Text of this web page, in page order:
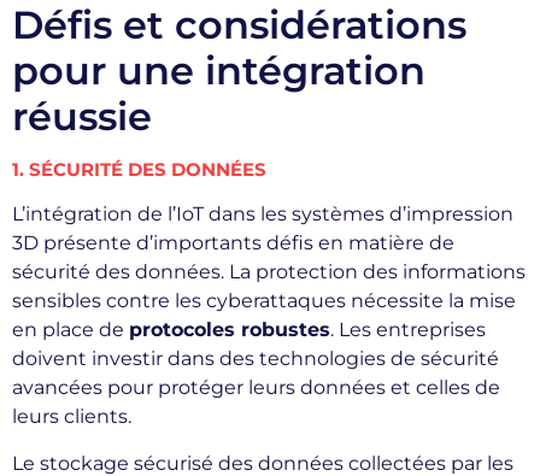
Défis et considérations
pour une intégration
réussie
1. SÉCURITÉ DES DONNÉES
L’intégration de l’IoT dans les systèmes d’impression
3D présente d’importants défis en matière de
sécurité des données. La protection des informations
sensibles contre les cyberattaques nécessite la mise
en place de protocoles robustes. Les entreprises
doivent investir dans des technologies de sécurité
avancées pour protéger leurs données et celles de
leurs clients.
Le stockage sécurisé des données collectées par les